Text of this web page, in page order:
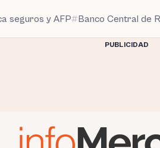
seguros y AFP Banco Central de
PUBLICIDAD